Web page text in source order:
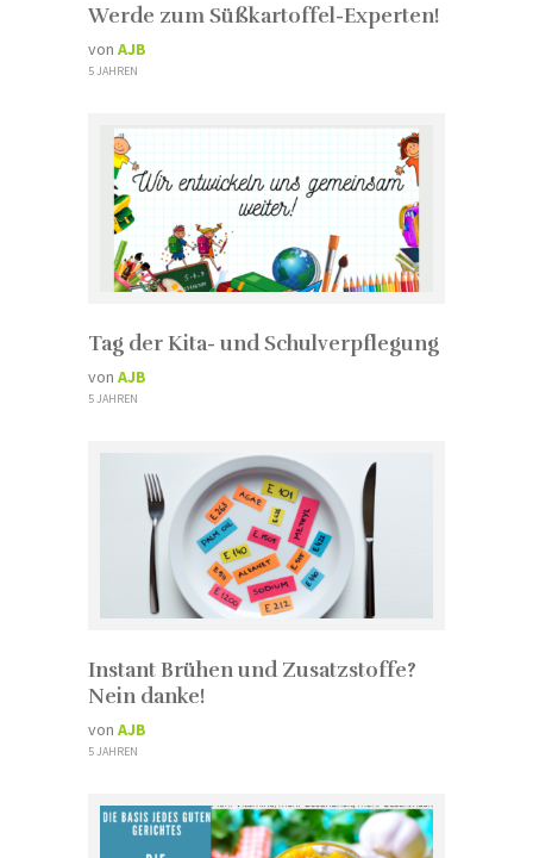
Werde zum Süßkartoffel-Experten!
von AJB
5 JAHREN
Tag der Kita- und Schulverpflegung
von AJB
5 JAHREN
Instant Brühen und Zusatzstoffe?
Nein danke!
von AJB
5 JAHREN